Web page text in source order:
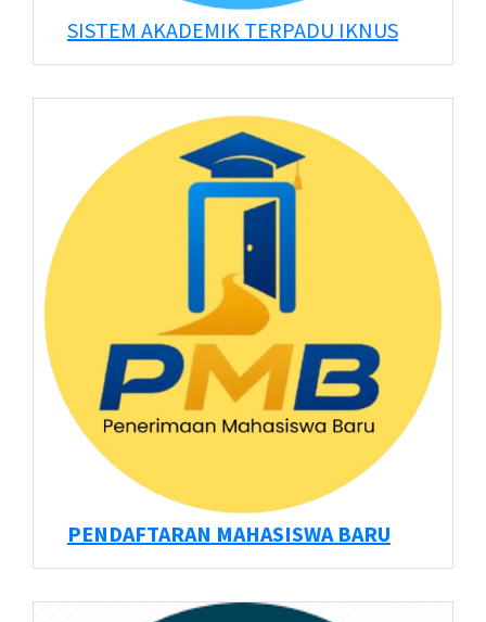
SISTEM AKADEMIK TERPADU IKNUS
PENDAFTARAN MAHASISWA BARU